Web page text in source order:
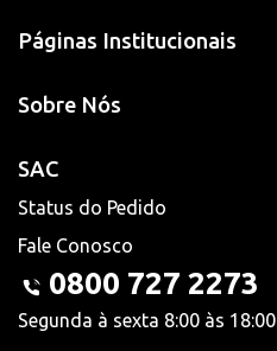
Páginas Institucionais
Sobre Nós
SAC
Status do Pedido
Fale Conosco
0800 727 2273
Segunda à sexta 8:00 às 18:00